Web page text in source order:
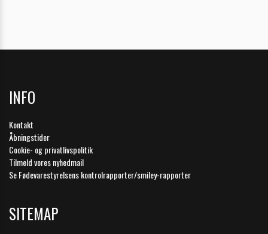
INFO
Kontakt
Åbningstider
Cookie- og privatlivspolitik
Tilmeld vores nyhedmail
Se Fødevarestyrelsens kontrolrapporter/smiley-rapporter
SITEMAP